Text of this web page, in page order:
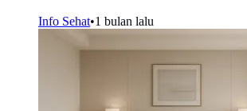
Info Sehat•1 bulan lalu